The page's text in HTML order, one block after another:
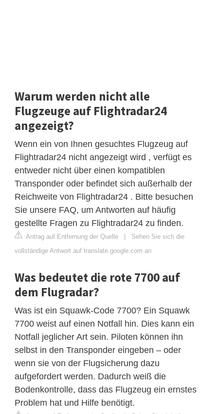
Warum werden nicht alle
Flugzeuge auf Flightradar24
angezeigt?
Wenn ein von Ihnen gesuchtes Flugzeug auf
Flightradar24 nicht angezeigt wird , verfügt es
entweder nicht über einen kompatiblen
Transponder oder befindet sich außerhalb der
Reichweite von Flightradar24 . Bitte besuchen
Sie unsere FAQ, um Antworten auf häufig
gestellte Fragen zu Flightradar24 zu finden.
Antrag auf Entfernung der Quelle | Sehen Sie sich die
vollständige Antwort auf translate.google.com an
Was bedeutet die rote 7700 auf
dem Flugradar?
Was ist ein Squawk-Code 7700? Ein Squawk
7700 weist auf einen Notfall hin. Dies kann ein
Notfall jeglicher Art sein. Piloten können ihn
selbst in den Transponder eingeben – oder
wenn sie von der Flugsicherung dazu
aufgefordert werden. Dadurch weiß die
Bodenkontrolle, dass das Flugzeug ein ernstes
Problem hat und Hilfe benötigt.